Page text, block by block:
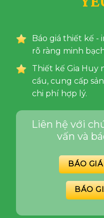
Báo giá thiết kế -
rõ ràng minh
Thiết kế Gia Huy
cầu, cung cấp
chi phí hợp lý.
Liên hệ với
vấn và
BÁO
BÁO